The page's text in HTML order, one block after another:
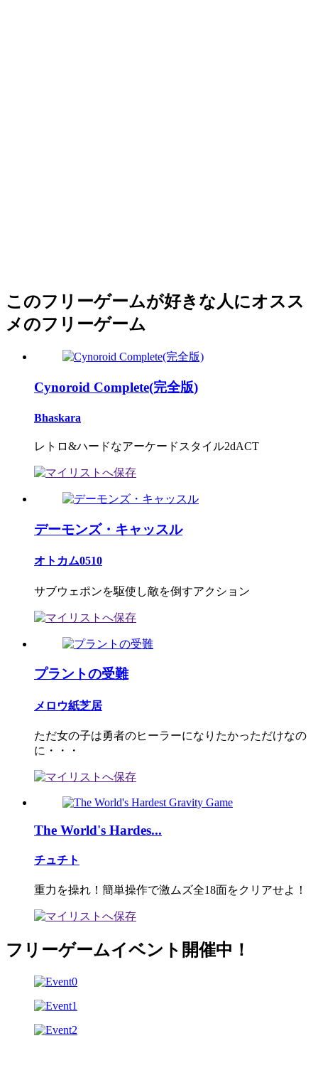
このフリーゲームが好きな人にオスス
メのフリーゲーム
Cynoroid Complete(完全版)
Bhaskara
レトロ&ハードなアーケードスタイル2dACT
デーモンズ・キャッスル
オトカム0510
サブウェポンを駆使し敵を倒すアクション
プラントの受難
メロウ紙芝居
ただ女の子は勇者のヒーラーになりたかっただけなの
に・・・
The World's Hardes...
チュチト
重力を操れ！簡単操作で激ムズ全18面をクリアせよ！
フリーゲームイベント開催中！